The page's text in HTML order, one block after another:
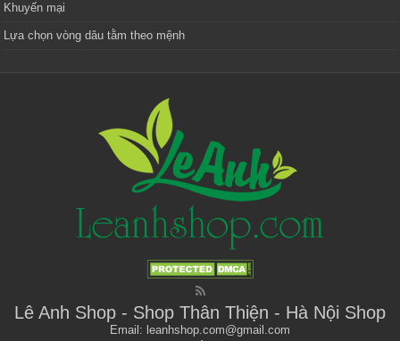
Khuyến mại
Lựa chọn vòng dâu tằm theo mệnh
Lê Anh Shop - Shop Thân Thiện - Hà Nội Shop
Email: leanhshop.com@gmail.com